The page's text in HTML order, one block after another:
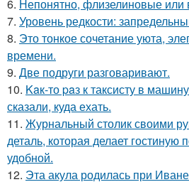
6. Непонятно, флизелиновые
7. Уровень редкости:
8. Это тонкое сочетание уюта,
времени.
9. Две подруги разговаривают.
10. Kaк-то paз к таксисту в
сказали, куда ехать.
11. Журнальный столик своими
деталь, которая делает гостиную
удобной.
12. Эта акула родилась при